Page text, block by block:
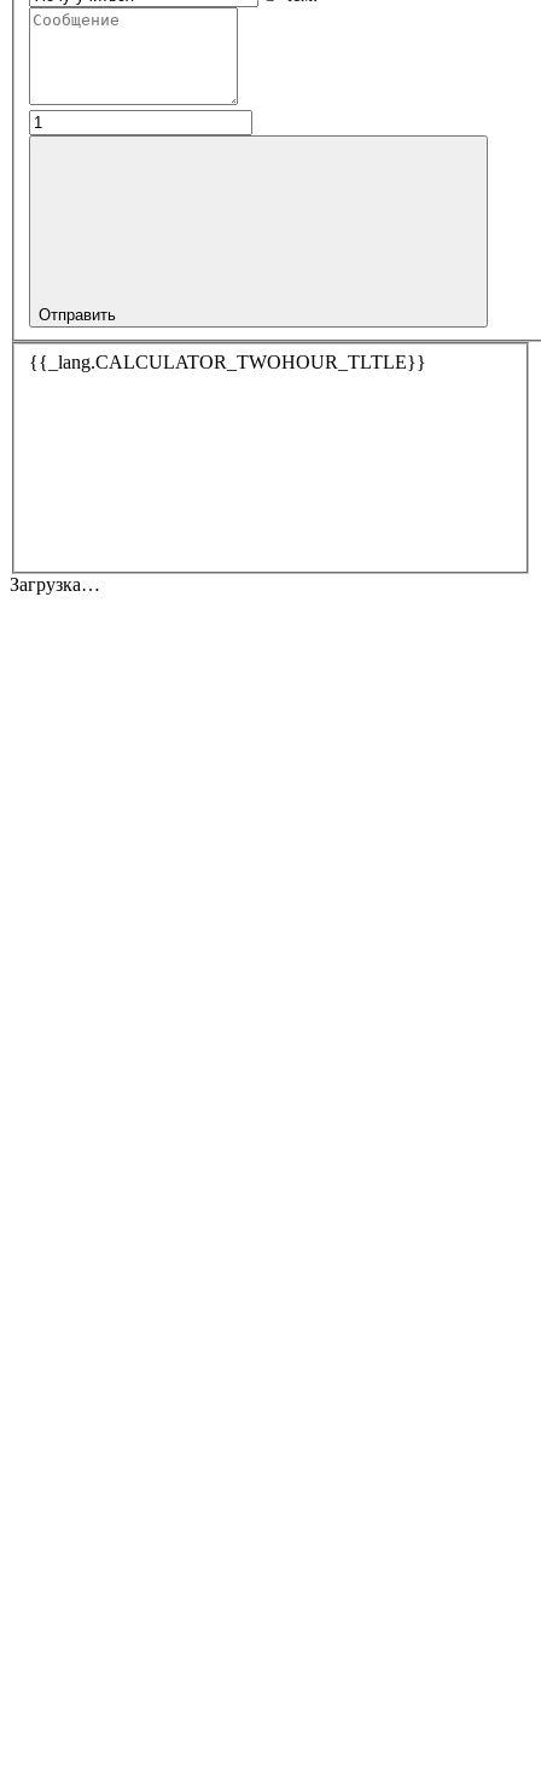
Отправить
{{_lang.CALCULATOR_TWOHOUR_TLTLE}}
Загрузка…